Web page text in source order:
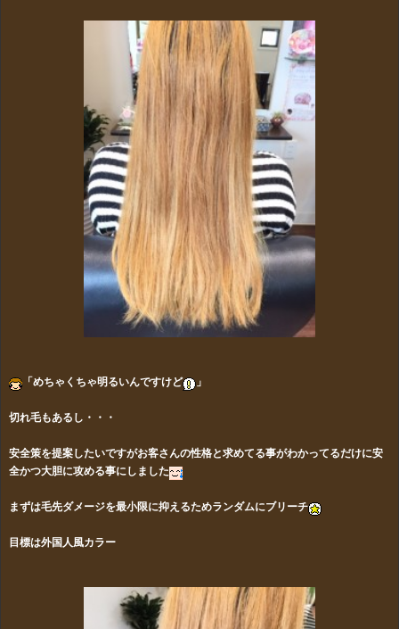
「めちゃくちゃ明るいんですけど 」
切れ毛もあるし・・・
安全策を提案したいですがお客さんの性格と求めてる事がわかってるだけに安
全かつ大胆に攻める事にしました
まずは毛先ダメージを最小限に抑えるためランダムにブリーチ
目標は外国人風カラー